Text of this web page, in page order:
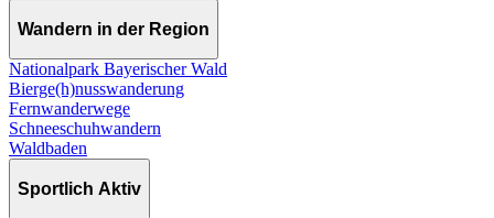
Wandern in der Region
Nationalpark Bayerischer Wald
Bierge(h)nusswanderung
Fernwanderwege
Schneeschuhwandern
Waldbaden
Sportlich Aktiv